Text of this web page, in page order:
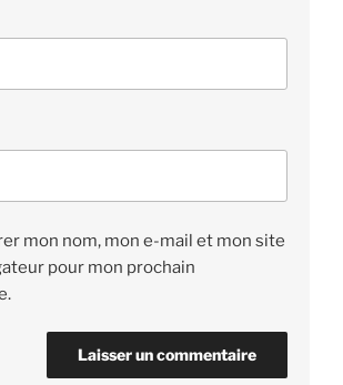
mon nom, mon e-mail et mon site
pour mon prochain